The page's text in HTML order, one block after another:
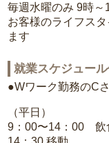
毎週水曜のみ 9時
お客様のライフス
ます
就業スケジュール
●Wワーク勤務のC
（平日）
9：00〜14：00 飲